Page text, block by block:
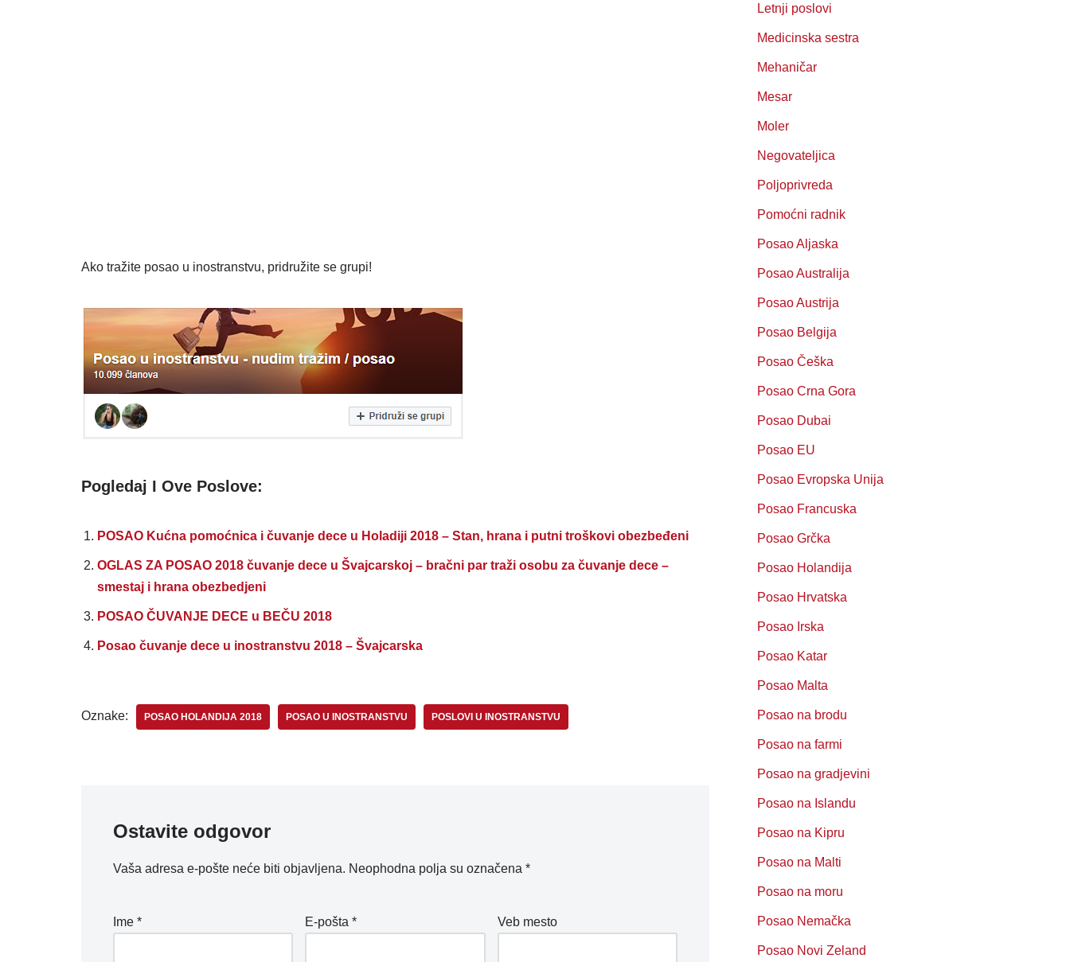
Ako tražite posao u inostranstvu, pridružite se grupi!
Pogledaj I Ove Poslove:
POSAO Kućna pomoćnica i čuvanje dece u Holadiji 2018 – Stan, hrana i putni troškovi obezbeđeni
OGLAS ZA POSAO 2018 čuvanje dece u Švajcarskoj – bračni par traži osobu za čuvanje dece –
smestaj i hrana obezbedjeni
POSAO ČUVANJE DECE u BEČU 2018
Posao čuvanje dece u inostranstvu 2018 – Švajcarska
Oznake: POSAO HOLANDIJA 2018 POSAO U INOSTRANSTVU POSLOVI U INOSTRANSTVU
Ostavite odgovor
Vaša adresa e-pošte neće biti objavljena. Neophodna polja su označena *
Ime * E-pošta* Veb mesto
Letnji poslovi
Medicinska sestra
Mehaničar
Mesar
Moler
Negovateljica
Poljoprivreda
Pomoćni radnik
Posao Aljaska
Posao Australija
Posao Austrija
Posao Belgija
Posao Češka
Posao Crna Gora
Posao Dubai
Posao EU
Posao Evropska Unija
Posao Francuska
Posao Grčka
Posao Holandija
Posao Hrvatska
Posao Irska
Posao Katar
Posao Malta
Posao na brodu
Posao na farmi
Posao na gradjevini
Posao na Islandu
Posao na Kipru
Posao na Malti
Posao na moru
Posao Nemačka
Posao Novi Zeland